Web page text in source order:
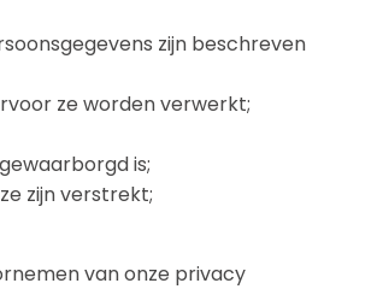
zijn beschreven
ze worden verwerkt;
is;
zijn verstrekt;
van onze privacy